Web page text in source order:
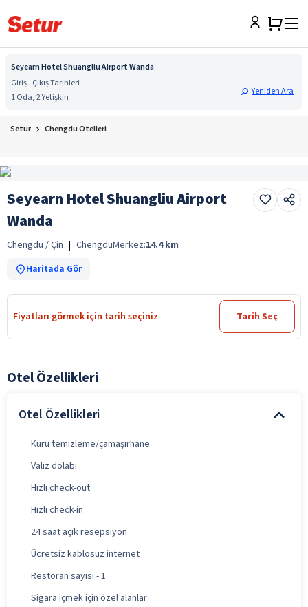
Seyearn Hotel Shuangliu Airport Wanda
Giriş - Çıkış Tarihleri
1 Oda, 2 Yetişkin
Yeniden Ara
Setur Chengdu Otelleri
Seyearn Hotel Shuangliu Airport
Wanda
Chengdu / Çin | ChengduMerkez:14.4 km
Haritada Gör
Fiyatları görmek için tarih seçiniz Tarih Seç
Otel Özellikleri
Otel Özellikleri
Kuru temizleme/çamaşırhane
Valiz dolabı
Hızlı check-out
Hızlı check-in
24 saat açık resepsiyon
Ücretsiz kablosuz internet
Restoran sayısı - 1
Sigara içmek için özel alanlar